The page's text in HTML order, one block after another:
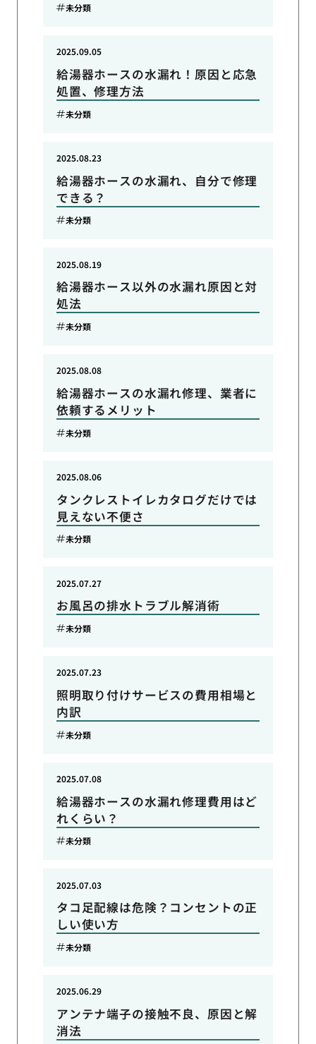
未分類
給湯器ホースの水漏れ！原因と応急
処置、修理方法
2025.09.05
未分類
給湯器ホースの水漏れ、自分で修理
できる？
2025.08.23
未分類
給湯器ホース以外の水漏れ原因と対
処法
2025.08.19
未分類
給湯器ホースの水漏れ修理、業者に
依頼するメリット
2025.08.08
未分類
タンクレストイレカタログだけでは
見えない不便さ
2025.08.06
未分類
お風呂の排水トラブル解消術
2025.07.27
未分類
照明取り付けサービスの費用相場と
内訳
2025.07.23
未分類
給湯器ホースの水漏れ修理費用はど
れくらい？
2025.07.08
未分類
タコ足配線は危険？コンセントの正
しい使い方
2025.07.03
未分類
アンテナ端子の接触不良、原因と解
消法
2025.06.29